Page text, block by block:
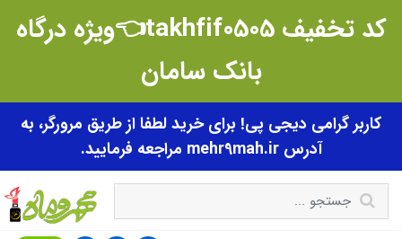
کد تخفیف takhfif0505👈ویژه درگاه
بانک سامان
کاربر گرامی دیجی پی! برای خرید لطفا از طریق مرورگر، به
آدرس mehr9mah.ir مراجعه فرمایید.